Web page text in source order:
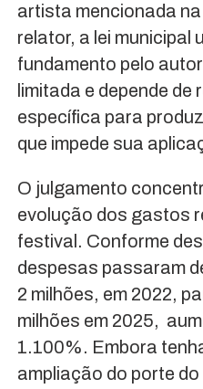
artista mencionada
relator, a lei municipal
fundamento pelo
limitada e depende
específica para
que impede sua
O julgamento
evolução dos gastos
festival. Conforme
despesas passaram
2 milhões, em 2022,
milhões em 2025,
1.100%. Embora
ampliação do porte